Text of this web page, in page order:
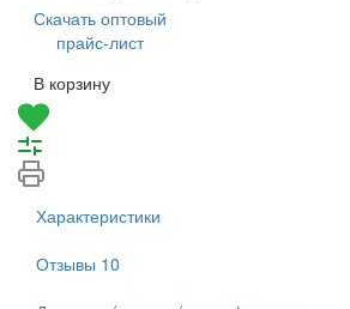
Скачать оптовый
прайс-лист
В корзину
Характеристики
Отзывы 10